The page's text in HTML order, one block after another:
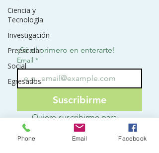
Ciencia y
Tecnología
Investigación
Preescolar
Social
Egresados
¡Sé el primero en enterarte!
Email *
Suscribirme
Quiero suscribirme para
recibir notificaciones.
Phone Email Facebook